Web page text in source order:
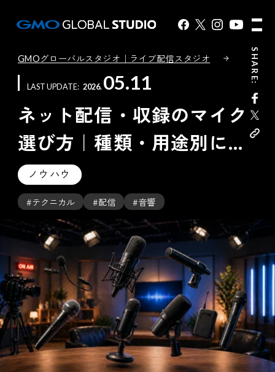
SHARE:
GMOグローバルスタジオ｜ライブ配信スタジオ コンテ
LAST UPDATE 2026 05.11
ネット配信・収録のマイク
選び方｜種類・用途別に現
場目線で解説
ノウハウ
#テクニカル #配信 #音響